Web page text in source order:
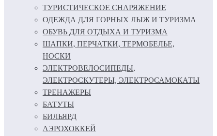
ТУРИСТИЧЕСКОЕ СНАРЯЖЕНИЕ
ОДЕЖДА ДЛЯ ГОРНЫХ ЛЫЖ И ТУРИЗМА
ОБУВЬ ДЛЯ ОТДЫХА И ТУРИЗМА
ШАПКИ, ПЕРЧАТКИ, ТЕРМОБЕЛЬЕ,
НОСКИ
ЭЛЕКТРОВЕЛОСИПЕДЫ,
ЭЛЕКТРОСКУТЕРЫ, ЭЛЕКТРОСАМОКАТЫ
ТРЕНАЖЕРЫ
БАТУТЫ
БИЛЬЯРД
АЭРОХОККЕЙ